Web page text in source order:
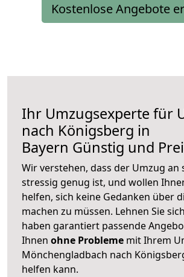
Kostenlose Angebote
Ihr Umzugsexperte für
nach Königsberg in
Bayern Günstig und
Wir verstehen, dass der Umzug an
stressig genug ist, und wollen
helfen, sich keine Gedanken über
machen zu müssen. Lehnen Sie
haben garantiert passende
Ihnen ohne Probleme mit Ihrem
Mönchengladbach nach
helfen kann.